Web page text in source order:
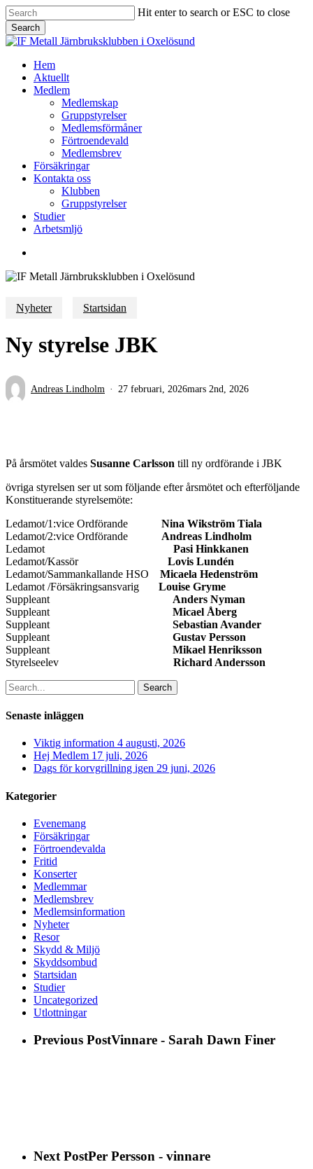
Skip
to
main
content
Hit enter to search or ESC to close
Search
Close
Menu
Hem
Aktuellt
Medlem
Medlemskap
Gruppstyrelser
Medlemsförmåner
Förtroendevald
Medlemsbrev
Försäkringar
Kontakta oss
Klubben
Gruppstyrelser
Studier
Arbetsmljö
Nyheter Startsidan
Ny styrelse JBK
Andreas Lindholm 27 februari, 2026mars 2nd, 2026
På årsmötet valdes Susanne Carlsson till ny ordförande i JBK
övriga styrelsen ser ut som följande efter årsmötet och efterföljande
Konstituerande styrelsemöte:
Ledamot/1:vice Ordförande Nina Wikström Tiala
Ledamot/2:vice Ordförande Andreas Lindholm
Ledamot Pasi Hinkkanen
Ledamot/Kassör Lovis Lundén
Ledamot/Sammankallande HSO Micaela Hedenström
Ledamot /Försäkringsansvarig Louise Gryme
Suppleant Anders Nyman
Suppleant Micael Åberg
Suppleant Sebastian Avander
Suppleant Gustav Persson
Suppleant Mikael Henriksson
Styrelseelev Richard Andersson
Search
Senaste inläggen
Viktig information 4 augusti, 2026
Hej Medlem 17 juli, 2026
Dags för korvgrillning igen 29 juni, 2026
Kategorier
Evenemang
Försäkringar
Förtroendevalda
Fritid
Konserter
Medlemmar
Medlemsbrev
Medlemsinformation
Nyheter
Resor
Skydd & Miljö
Skyddsombud
Startsidan
Studier
Uncategorized
Utlottningar
Previous PostVinnare - Sarah Dawn Finer
Next PostPer Persson - vinnare